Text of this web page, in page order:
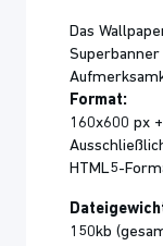
Das
Format:
160x600 px
HTML5-
150kb